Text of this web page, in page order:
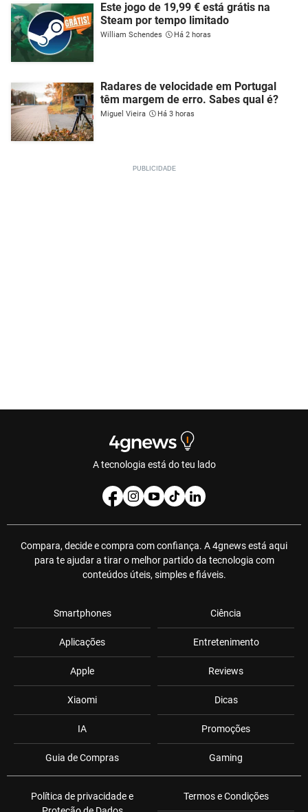
Este jogo de 19,99 € está grátis na
Steam por tempo limitado
William Schendes Há 2 horas
Radares de velocidade em Portugal
têm margem de erro. Sabes qual é?
Miguel Vieira Há 3 horas
A tecnologia está do teu lado
Compara, decide e compra com confiança. A 4gnews está aqui
para te ajudar a tirar o melhor partido da tecnologia com
conteúdos úteis, simples e fiáveis.
Smartphones
Aplicações
Apple
Xiaomi
IA
Guia de Compras
Ciência
Entretenimento
Reviews
Dicas
Promoções
Gaming
Política de privacidade e
Termos e Condições